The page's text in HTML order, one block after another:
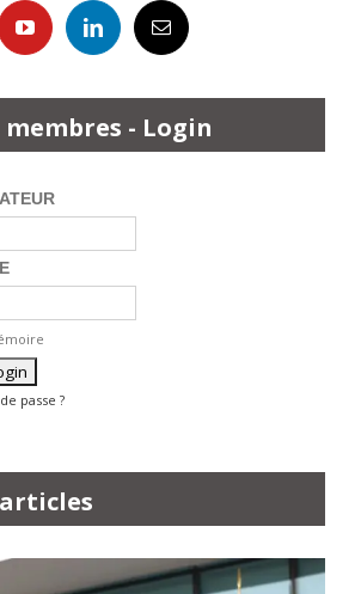
membres - Login
passe ?